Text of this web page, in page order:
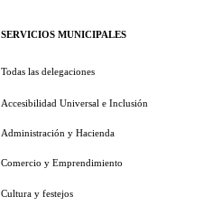
SERVICIOS MUNICIPALES
Todas las delegaciones
Accesibilidad Universal e Inclusión
Administración y Hacienda
Comercio y Emprendimiento
Cultura y festejos